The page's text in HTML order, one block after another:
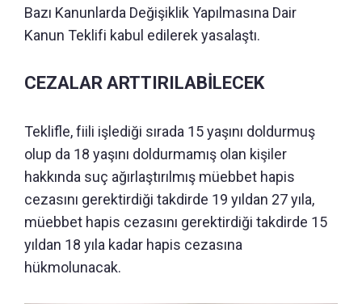
Bazı Kanunlarda Değişiklik Yapılmasına Dair
Kanun Teklifi kabul edilerek yasalaştı.
CEZALAR ARTTIRILABİLECEK
Teklifle, fiili işlediği sırada 15 yaşını doldurmuş
olup da 18 yaşını doldurmamış olan kişiler
hakkında suç ağırlaştırılmış müebbet hapis
cezasını gerektirdiği takdirde 19 yıldan 27 yıla,
müebbet hapis cezasını gerektirdiği takdirde 15
yıldan 18 yıla kadar hapis cezasına
hükmolunacak.